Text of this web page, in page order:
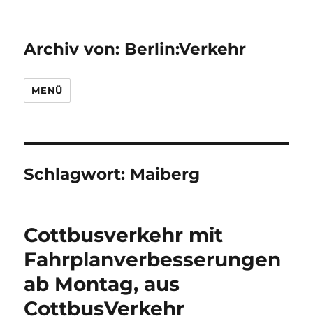
Archiv von: Berlin:Verkehr
MENÜ
Schlagwort: Maiberg
Cottbusverkehr mit
Fahrplanverbesserungen
ab Montag, aus
CottbusVerkehr